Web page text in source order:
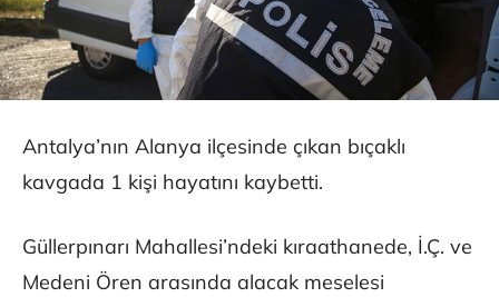
Antalya’nın Alanya ilçesinde çıkan bıçaklı
kavgada 1 kişi hayatını kaybetti.
Güllerpınarı Mahallesi’ndeki kıraathanede, İ.Ç. ve
Medeni Ören arasında alacak meselesi